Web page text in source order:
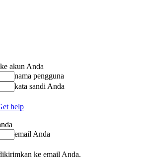
akun Anda
nama pengguna
kata sandi Anda
help
email Anda
ke email Anda.